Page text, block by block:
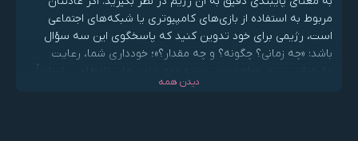
مربوط به استفاده از بازی‌های کامپیوتری یا شبکه‌های اجتماعی
است، رژیمی برای خود تدوین کنید که پاسخگوی این سه سؤال
باشد: «چه زمانی؟ چگونه؟ و چه مقدار؟»؛ خودداری شما، رعایت
ماهیت مخربی دارند و مسئله آن‌ها افراط و زیاده‌روی نیست.
دیدن همه